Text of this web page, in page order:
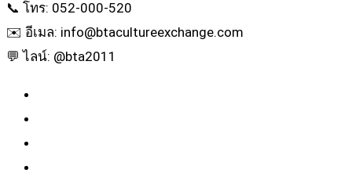
📞 โทร: 052-000-520
✉️ อีเมล: info@btacultureexchange.com
💬 ไลน์: @bta2011